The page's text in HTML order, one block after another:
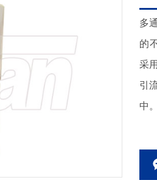
多
的
采
引
中。